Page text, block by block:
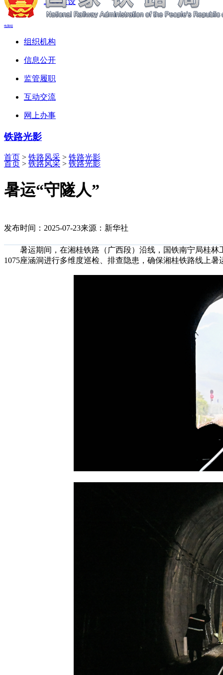
电脑端
组织机构
信息公开
监管履职
互动交流
网上办事
铁路光影
首页 > 铁路风采 > 铁路光影
首页 > 铁路风采 > 铁路光影
暑运“守隧人”
发布时间：2025-07-23来源：新华社
暑运期间，在湘桂铁路（广西段）沿线，国铁南宁局桂林
1075座涵洞进行多维度巡检、排查隐患，确保湘桂铁路线上暑